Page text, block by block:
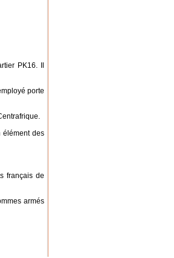
PK16. Il
porte
élément des
français de
armés